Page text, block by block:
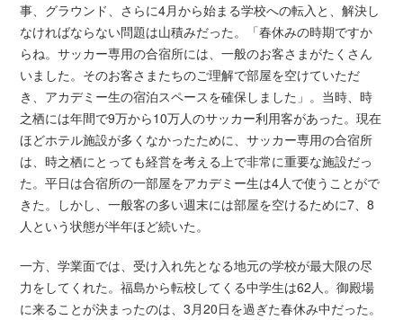
事、グラウンド、さらに4月から始まる学校への転入と、解決し
なければならない問題は山積みだった。「春休みの時期ですか
らね。サッカー専用の合宿所には、一般のお客さまがたくさん
いました。そのお客さまたちのご理解で部屋を空けていただ
き、アカデミー生の宿泊スペースを確保しました」。当時、時
之栖には年間で9万から10万人のサッカー利用客があった。現在
ほどホテル施設が多くなかったために、サッカー専用の合宿所
は、時之栖にとっても経営を考える上で非常に重要な施設だっ
た。平日は合宿所の一部屋をアカデミー生は4人で使うことがで
きた。しかし、一般客の多い週末には部屋を空けるために7、8
人という状態が半年ほど続いた。
一方、学業面では、受け入れ先となる地元の学校が最大限の尽
力をしてくれた。福島から転校してくる中学生は62人。御殿場
に来ることが決まったのは、3月20日を過ぎた春休み中だった。